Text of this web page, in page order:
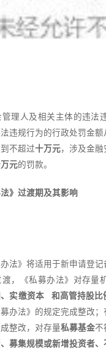
理人及相关主体的违法
违规行为的行政处罚金
不超过十万元，涉及金
元的罚款。
》过渡期及其影响
法》将适用于新申请登
，《私募办法》对存量
实缴资本
和高管持股比
办法》的规定完成整改；
整改，对存量私募基金不
募集规模或新增投资者